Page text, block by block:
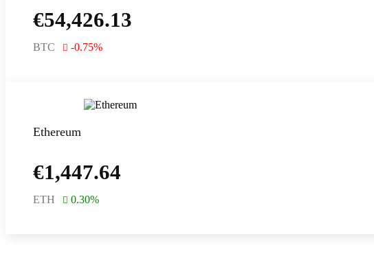
€54,426.13
BTC -0.75%
Ethereum
€1,447.64
ETH 0.30%